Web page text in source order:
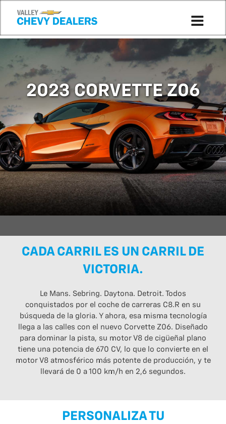
2023 CORVETTE Z06
CADA CARRIL ES UN CARRIL DE
VICTORIA.
Le Mans. Sebring. Daytona. Detroit. Todos
conquistados por el coche de carreras C8.R en su
búsqueda de la gloria. Y ahora, esa misma tecnología
llega a las calles con el nuevo Corvette Z06. Diseñado
para dominar la pista, su motor V8 de cigüeñal plano
tiene una potencia de 670 CV, lo que lo convierte en el
motor V8 atmosférico más potente de producción, y te
llevará de 0 a 100 km/h en 2,6 segundos.
PERSONALIZA TU